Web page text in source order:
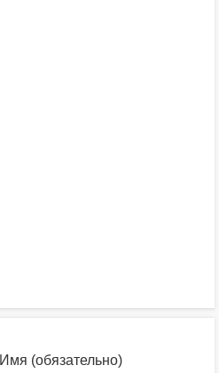
Имя (обязательно)